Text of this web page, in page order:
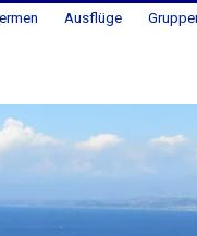
Ausflüge